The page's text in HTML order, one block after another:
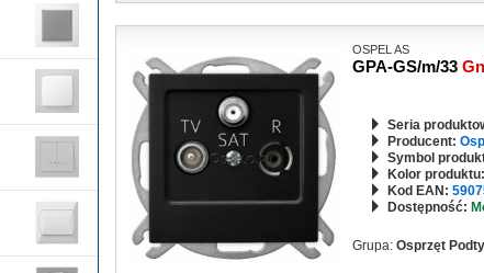
OSPEL AS
GPA-GS/m/33
Seria
Producent:
Symbol
Kolor produktu:
Kod EAN:
Dostępność:
Grupa: Osprzęt